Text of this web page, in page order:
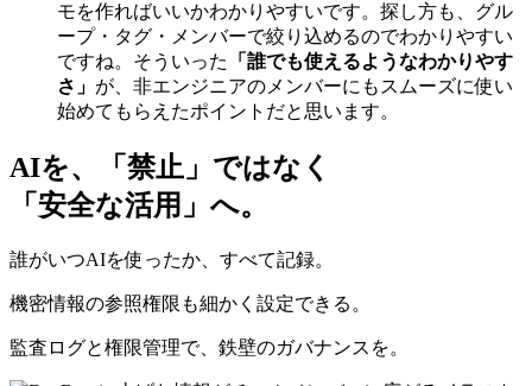
モを作ればいいかわかりやすいです。探し方も、グル
ープ・タグ・メンバーで絞り込めるのでわかりやすい
ですね。そういった
「誰でも使えるようなわかりやす
さ」 が、非エンジニアのメンバーにもスムーズに使い
始めてもらえたポイントだと思います。
AIを、「禁止」ではなく
「安全な活用」へ。
誰がいつAIを使ったか、すべて記録。
機密情報の参照権限も細かく設定できる。
監査ログと権限管理で、鉄壁のガバナンスを。